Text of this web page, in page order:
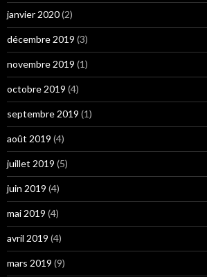
janvier 2020(2)
décembre 2019 (3)
novembre 2019 (1)
octobre 2019 (4)
septembre 2019 (1)
août 2019 (4)
juillet 2019 (5)
juin 2019 (4)
mai 2019 (4)
avril 2019 (4)
mars 2019 (9)